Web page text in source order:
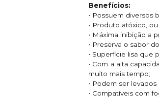
Benefícios:
• Possuem diversos
• Produto atóxico,
• Máxima inibição a
• Preserva o sabor
• Superfície lisa que
• Com a alta
muito mais tempo;
• Podem ser
• Compatíveis com